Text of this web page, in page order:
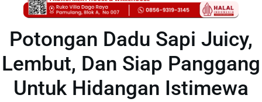
Potongan Dadu Sapi Juicy,
Lembut, Dan Siap Panggang
Untuk Hidangan Istimewa